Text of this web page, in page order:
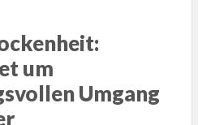
um
Umgang